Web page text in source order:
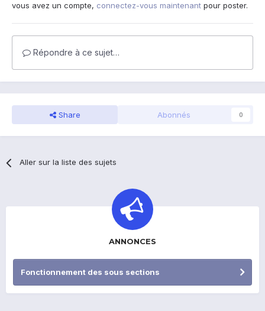
vous avez un compte, connectez-vous maintenant pour poster.
Répondre à ce sujet…
Share Abonnés 0
Aller sur la liste des sujets
ANNONCES
Fonctionnement des sous sections